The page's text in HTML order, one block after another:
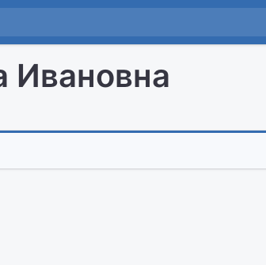
Ивановна